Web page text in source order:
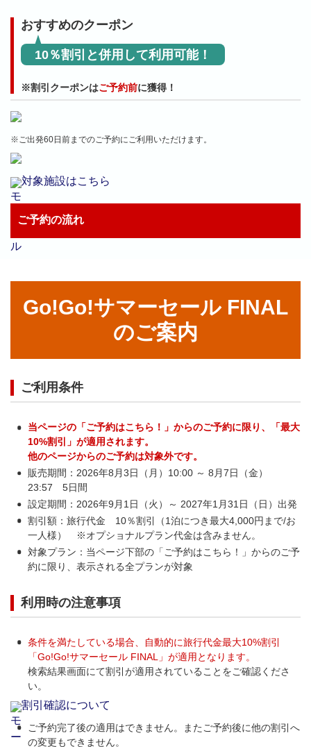
おすすめのクーポン
10％割引と併用して利用可能！
※割引クーポンはご予約前に獲得！
※ご出発60日前までのご予約にご利用いただけます。
対象施設はこちら
ご予約の流れ
Go!Go!サマーセール FINAL
のご案内
ご利用条件
当ページの「ご予約はこちら！」からのご予約に限り、「最大
10%割引」が適用されます。
他のページからのご予約は対象外です。
販売期間：2026年8月3日（月）10:00 ～ 8月7日（金）
23:57 5日間
設定期間：2026年9月1日（火）～ 2027年1月31日（日）出発
割引額：旅行代金 10％割引（1泊につき最大4,000円まで/お
一人様） ※オプショナルプラン代金は含みません。
対象プラン：当ページ下部の「ご予約はこちら！」からのご予
約に限り、表示される全プランが対象
利用時の注意事項
条件を満たしている場合、自動的に旅行代金最大10%割引
「Go!Go!サマーセール FINAL」が適用となります。
検索結果画面にて割引が適用されていることをご確認くださ
い。
割引確認について
ご予約完了後の適用はできません。またご予約後に他の割引へ
の変更もできません。